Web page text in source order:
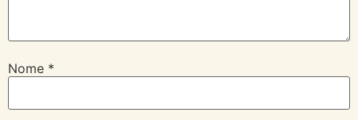
Nome *